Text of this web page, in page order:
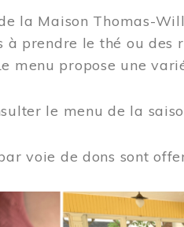
la Maison Thomas-
prendre le thé ou des
menu propose une
le menu de la
voie de dons sont